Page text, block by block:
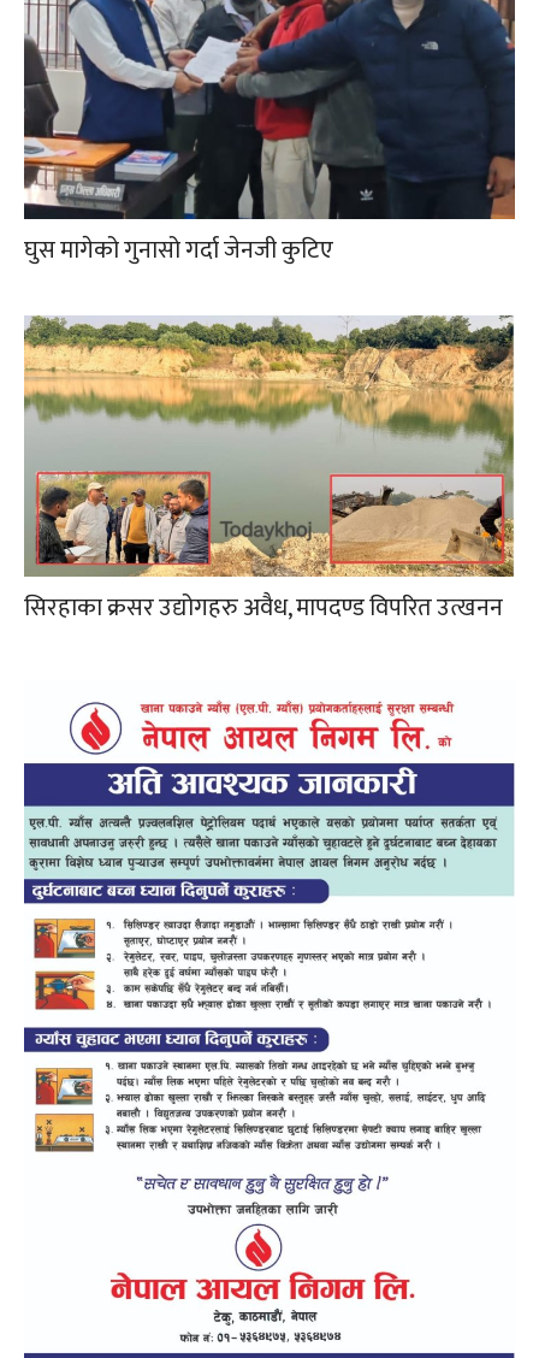
घुस मागेको गुनासो गर्दा जेनजी कुटिए
सिरहाका क्रसर उद्योगहरु अवैध, मापदण्ड विपरित उत्खनन